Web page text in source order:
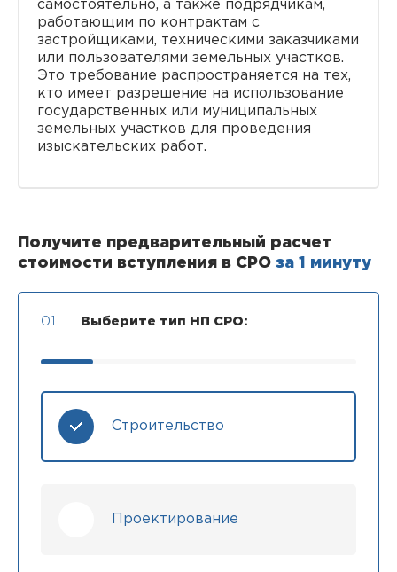
самостоятельно, а также подрядчикам,
работающим по контрактам с
застройщиками, техническими заказчиками
или пользователями земельных участков.
Это требование распространяется на тех,
кто имеет разрешение на использование
государственных или муниципальных
земельных участков для проведения
изыскательских работ.
Получите предварительный расчет
стоимости вступления в СРО за 1 минуту
01. Выберите тип НП СРО:
Строительство
Проектирование